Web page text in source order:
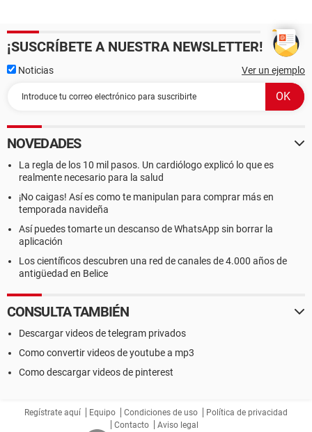
¡SUSCRÍBETE A NUESTRA NEWSLETTER!
Noticias Ver un ejemplo
NOVEDADES
La regla de los 10 mil pasos. Un cardiólogo explicó lo que es
realmente necesario para la salud
¡No caigas! Así es como te manipulan para comprar más en
temporada navideña
Así puedes tomarte un descanso de WhatsApp sin borrar la
aplicación
Los científicos descubren una red de canales de 4.000 años de
antigüedad en Belice
CONSULTA TAMBIÉN
Descargar videos de telegram privados
Como convertir videos de youtube a mp3
Como descargar videos de pinterest
Regístrate aquí Equipo Condiciones de uso
Política de privacidad
Contacto
Aviso legal